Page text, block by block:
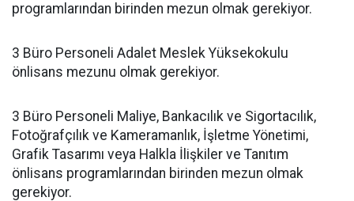
programlarından birinden mezun olmak gerekiyor.
3 Büro Personeli Adalet Meslek Yüksekokulu
önlisans mezunu olmak gerekiyor.
3 Büro Personeli Maliye, Bankacılık ve Sigortacılık,
Fotoğrafçılık ve Kameramanlık, İşletme Yönetimi,
Grafik Tasarımı veya Halkla İlişkiler ve Tanıtım
önlisans programlarından birinden mezun olmak
gerekiyor.